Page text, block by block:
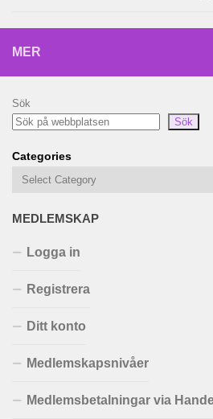
MER
Sök
Sök
Categories
MEDLEMSKAP
Logga in
Registrera
Ditt konto
Medlemskapsnivåer
Medlemsbetalningar via